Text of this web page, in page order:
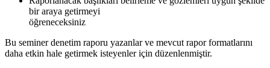
bir araya getirmeyi
öğreneceksiniz
Bu seminer denetim raporu yazanlar ve mevcut rapor formatlarını
daha etkin hale getirmek isteyenler için düzenlenmiştir.